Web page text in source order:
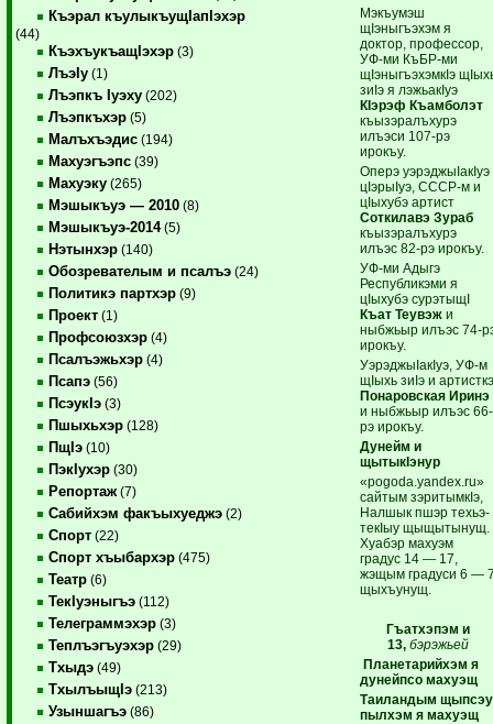
Къэрал къулыкъущIапIэхэр
(44)
КъэхъукъащIэхэр (3)
ЛъэIу (1)
Лъэпкъ Iуэху (202)
Лъэпкъхэр (5)
Малъхъэдис (194)
Махуэгъэпс (39)
Махуэку (265)
Мэшыкъуэ — 2010 (8)
Мэшыкъуэ-2014(5)
Нэтынхэр (140)
Обозревателым и псалъэ (24)
Политикэ партхэр (9)
Проект (1)
Профсоюзхэр (4)
Псалъэжьхэр (4)
Псапэ (56)
ПсэукIэ (3)
Пшыхьхэр (128)
ПщIэ (10)
ПэкIухэр (30)
Репортаж (7)
Сабийхэм факъыхуеджэ (2)
Спорт (22)
Спорт хъыбархэр (475)
Театр (6)
ТекIуэныгъэ (112)
Телеграммэхэр (3)
Теплъэгъуэхэр (29)
Тхыдэ (49)
ТхылъыщIэ (213)
Узыншагъэ (86)
Мэкъумэш
щIэныгъэхэм я
доктор, профессор,
УФ-ми КъБР-ми
щIэныгъэхэмкIэ
зиIэ я лэжьакIуэ
КIэрэф Къамболэт
къызэралъхурэ
илъэси 107-рэ
ирокъу.
Оперэ уэрэджыIакIуэ
цIэрыIуэ, СССР-м и
цIыхубэ артист
Соткилавэ Зураб
къызэралъхурэ
илъэс 82-рэ ирокъу.
УФ-ми Адыгэ
Республикэми я
цIыхубэ сурэтыщI
Къат Теувэж и
ныбжьыр илъэс 74-
ирокъу.
УэрэджыIакIуэ, УФ-м
щIыхь зиIэ и
Понаровская Иринэ
и ныбжьыр илъэс 66-
рэ ирокъу.
Дунейм и
щытыкIэнур
«pogoda.yandex.ru»
сайтым зэритымкIэ,
Налшык пшэр техьэ-
текIыу щыщытынущ.
Хуабэр махуэм
градус 14 — 17,
жэщым градуси 6 —
щыхъунущ.
Гъатхэпэм и
13,бэрэжьей
Планетарийхэм я
дунейпсо махуэщ
Таиландым щыпсэу
пылхэм я махуэщ